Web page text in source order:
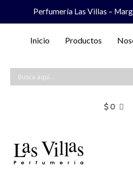
Perfumería Las Villas –
Inicio Productos
$ 0